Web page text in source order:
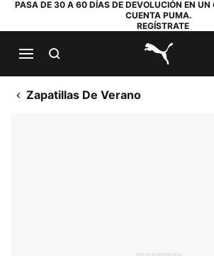
PASA DE 30 A 60 DÍAS DE DEVOLUCIÓN EN UN
CUENTA PUMA.
REGÍSTRATE
PUMA.com
Zapatillas De Verano